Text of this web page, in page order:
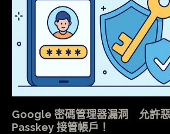
Google 密碼管理器漏洞 允許
Passkey 接管帳戶！